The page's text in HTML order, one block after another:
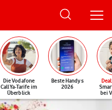
Die Vodafone
CallYa-Tarife im
Überblick
Beste Handys
2026
Deal
bei